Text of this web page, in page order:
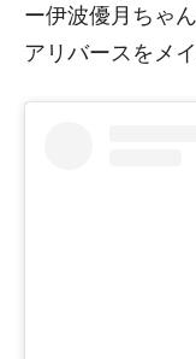
ー伊波優月ちゃ
アリバースをメ